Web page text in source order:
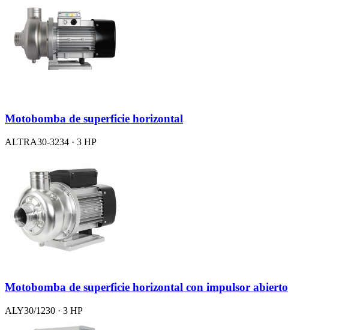
Motobomba de superficie horizontal
ALTRA30-3234 · 3 HP
Motobomba de superficie horizontal con impulsor abierto
ALY30/1230 · 3 HP